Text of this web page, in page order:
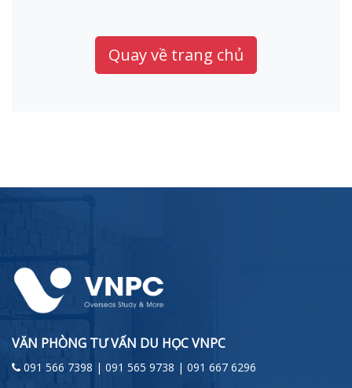
Quay về trang chủ
VĂN PHÒNG TƯ VẤN DU HỌC VNPC
091 566 7398 | 091 565 9738 | 091 667 6296